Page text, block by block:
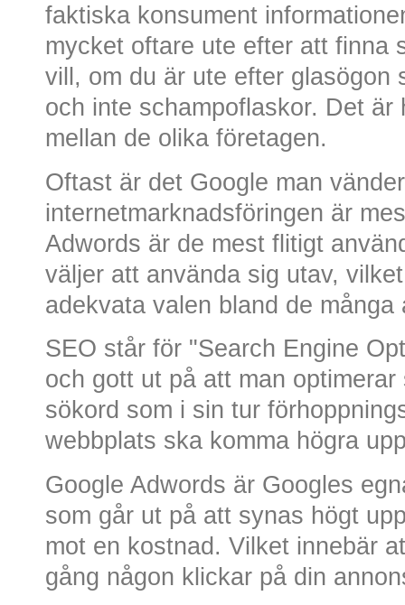
faktiska konsument
mycket oftare ute efter att finna
vill, om du är ute efter glasögon
och inte schampoflaskor. Det
mellan de olika företagen.
Oftast är det Google man
internetmarknadsföringen är
Adwords är de mest flitigt
väljer att använda sig utav,
adekvata valen bland de många
SEO står för "Search Engine
och gott ut på att man
sökord som i sin tur
webbplats ska komma högra
Google Adwords är Googles
som går ut på att synas högt
mot en kostnad. Vilket innebär
gång någon klickar på din